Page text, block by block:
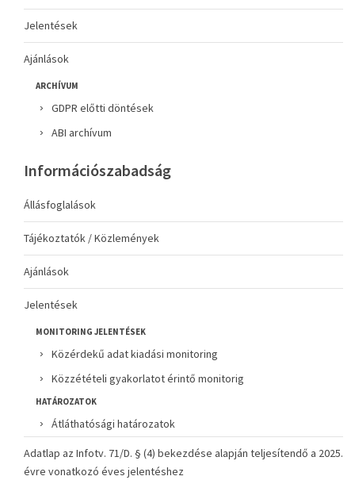
Jelentések
Ajánlások
ARCHÍVUM
GDPR előtti döntések
ABI archívum
Információszabadság
Állásfoglalások
Tájékoztatók / Közlemények
Ajánlások
Jelentések
MONITORING JELENTÉSEK
Közérdekű adat kiadási monitoring
Közzétételi gyakorlatot érintő monitorig
HATÁROZATOK
Átláthatósági határozatok
Adatlap az Infotv. 71/D. § (4) bekezdése alapján teljesítendő a 2025.
évre vonatkozó éves jelentéshez